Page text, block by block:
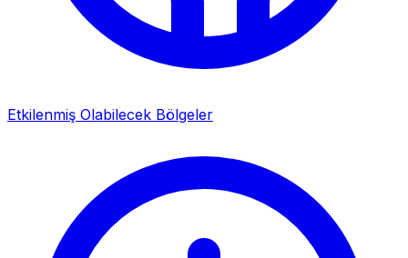
Etkilenmiş Olabilecek Bölgeler